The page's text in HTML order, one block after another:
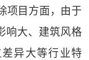
项目方面，由于
响大、建筑风格
异大等行业特